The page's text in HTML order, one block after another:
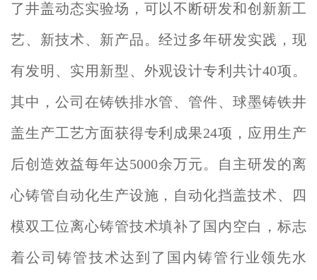
了井盖动态实验场，可以不断研发和创新新工
艺、新技术、新产品。经过多年研发实践，现
有发明、实用新型、外观设计专利共计40项。
其中，公司在铸铁排水管、管件、球墨铸铁井
盖生产工艺方面获得专利成果24项，应用生产
后创造效益每年达5000余万元。自主研发的离
心铸管自动化生产设施，自动化挡盖技术、四
模双工位离心铸管技术填补了国内空白，标志
着公司铸管技术达到了国内铸管行业领先水